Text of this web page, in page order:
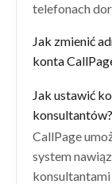
telefonach
Jak zmienić
konta
Jak ustawić
konsultantów?
CallPage
system
konsultantami